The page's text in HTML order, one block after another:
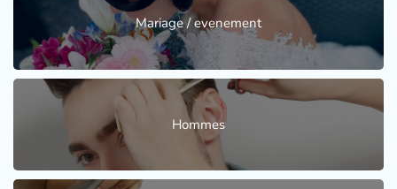
Mariage / evenement
Hommes